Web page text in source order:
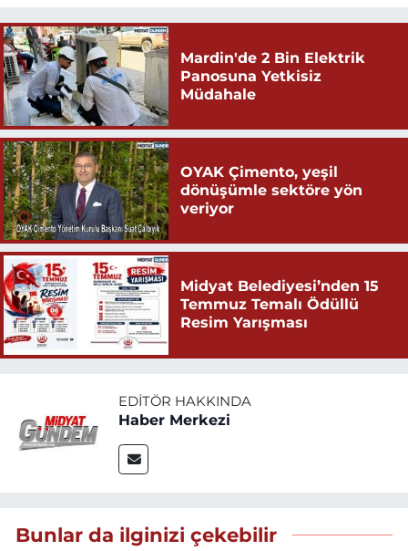
Mardin'de 2 Bin Elektrik
Panosuna Yetkisiz
Müdahale
OYAK Çimento, yeşil
dönüşümle sektöre yön
veriyor
Midyat Belediyesi’nden 15
Temmuz Temalı Ödüllü
Resim Yarışması
EDITÖR HAKKINDA
Haber Merkezi
Bunlar da ilginizi çekebilir